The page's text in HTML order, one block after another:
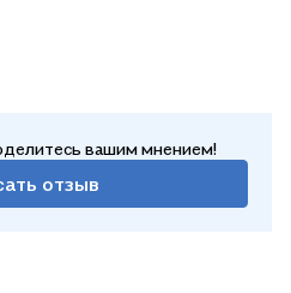
вашим мнением!
отзыв